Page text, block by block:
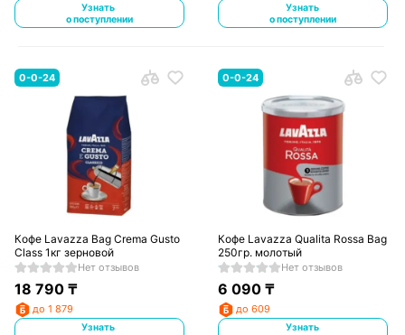
Узнать
о поступлении
Узнать
о поступлении
0-0-24
Кофе Lavazza Bag Crema Gusto
Class 1кг зерновой
Нет отзывов
18 790₸
до 1 879
Узнать
0-0-24
Кофе Lavazza Qualita Rossa Bag
250гр. молотый
Нет отзывов
6 090 ₸
до 609
Узнать